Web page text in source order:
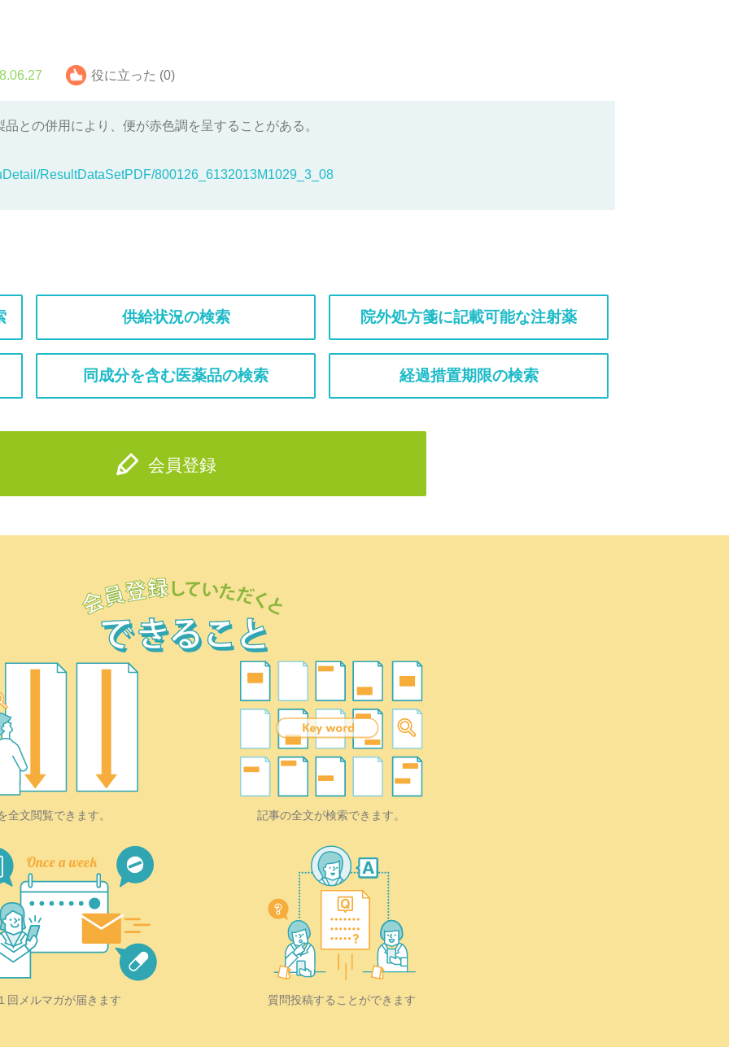
役に立った (0)
との併用により、便が赤色調を呈することがある。
ResultDataSetPDF/800126_6132013M1029_3_08
供給状況の検索 院外処方箋に記載可能な注射薬
同成分を含む医薬品の検索 経過措置期限の検索
会員登録
全文閲覧できます。 記事の全文が検索できます。
回メルマガが届きます 質問投稿することができます